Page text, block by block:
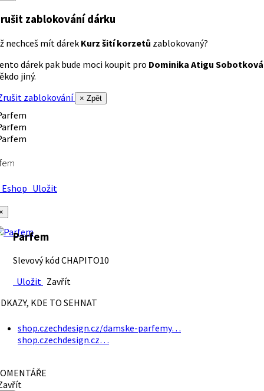
zablokování dárku
nechceš mít dárek Kurz šití korzetů zablokovaný?
dárek pak bude moci koupit pro Dominika Atigu Sobotková
jiný.
zablokování
× Zpět
Uložit
Parfem
Slevový kód CHAPITO10
Uložit Zavřít
KDE TO SEHNAT
shop.czechdesign.cz/damske-parfemy…
shop.czechdesign.cz…